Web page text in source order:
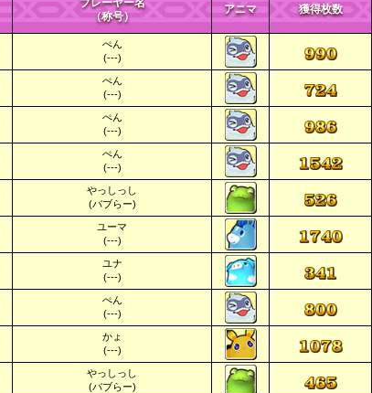
プレーヤー名
（称号）
アニマ 獲得枚数
ぺん
(---)
ぺん
(---)
ぺん
(---)
ぺん
(---)
やっしっし
(バブらー)
ユーマ
(---)
ユナ
(---)
ぺん
(---)
かょ
(---)
やっしっし
(バブらー)